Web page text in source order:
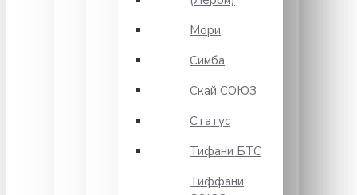
Мори
Симба
Скай СОЮЗ
Статус
Тифани БТС
Тиффани